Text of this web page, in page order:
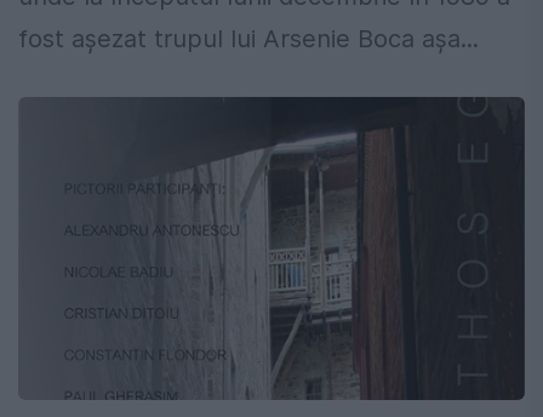
fost aşezat trupul lui Arsenie Boca aşa...